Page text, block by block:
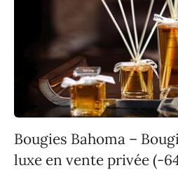
Bougies Bahoma –
luxe en vente privée (-